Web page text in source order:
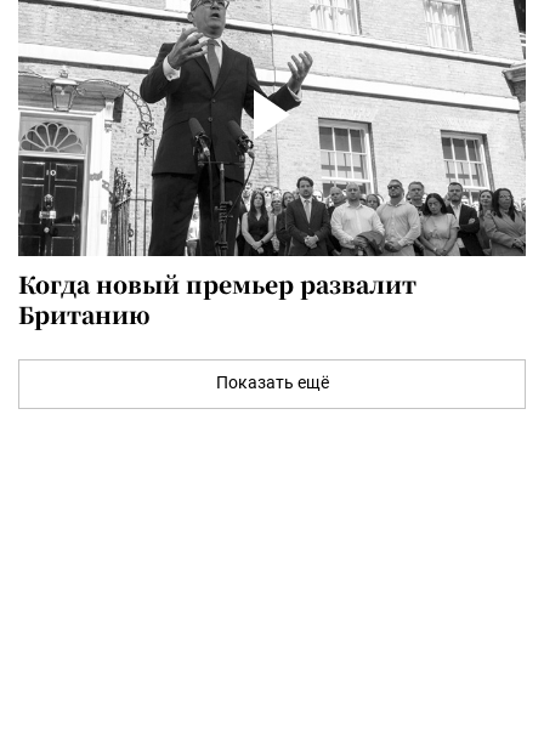
Когда новый премьер развалит
Британию
Показать ещё